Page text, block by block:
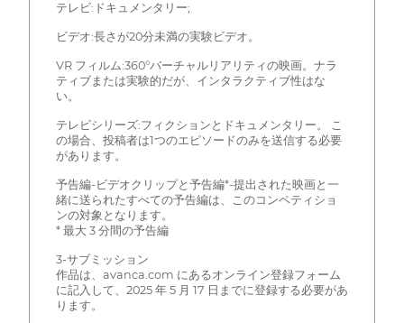
テレビ:ドキュメンタリー;
ビデオ:長さが20分未満の実験ビデオ。
VR フィルム:360°バーチャルリアリティの映画。ナラ
ティブまたは実験的だが、インタラクティブ性はな
い。
テレビシリーズ:フィクションとドキュメンタリー。 こ
の場合、投稿者は1つのエピソードのみを送信する必要
があります。
予告編-ビデオクリップと予告編*-提出された映画と一
緒に送られたすべての予告編は、このコンペティショ
ンの対象となります。
* 最大 3 分間の予告編
3-サブミッション
作品は、avanca.com にあるオンライン登録フォーム
に記入して、2025 年 5 月 17 日までに登録する必要があ
ります。